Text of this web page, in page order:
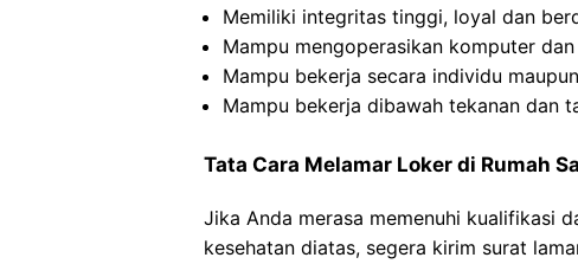
Memiliki integritas tinggi, loyal dan
Mampu mengoperasikan komputer
Mampu bekerja secara individu
Mampu bekerja dibawah tekanan dan
Tata Cara Melamar Loker di Rumah
Jika Anda merasa memenuhi kualifikasi
kesehatan diatas, segera kirim surat